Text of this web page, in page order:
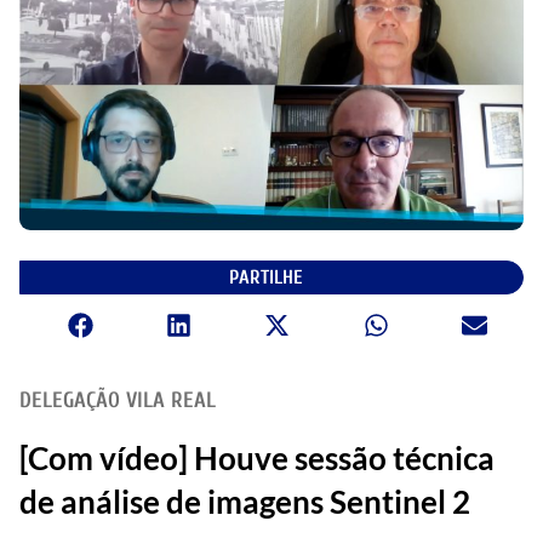
PARTILHE
DELEGAÇÃO VILA REAL
[Com vídeo] Houve sessão técnica
de análise de imagens Sentinel 2